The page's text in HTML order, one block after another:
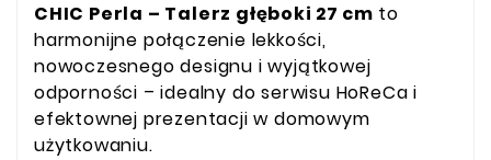
CHIC Perla – Talerz głęboki 27 cm to
harmonijne połączenie lekkości,
nowoczesnego designu i wyjątkowej
odporności – idealny do serwisu HoReCa i
efektownej prezentacji w domowym
użytkowaniu.